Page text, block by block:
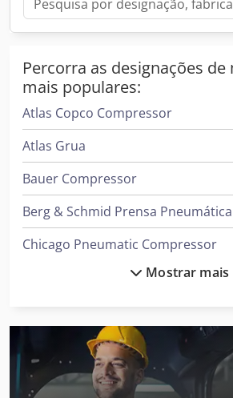
Percorra as designações de
mais populares:
Atlas Copco Compressor
Atlas Grua
Bauer Compressor
Berg & Schmid Prensa Pneumática
Chicago Pneumatic Compressor
Daikin Ar Condicionado
Ford Tipper
Gea Decantador
Mostrar mais